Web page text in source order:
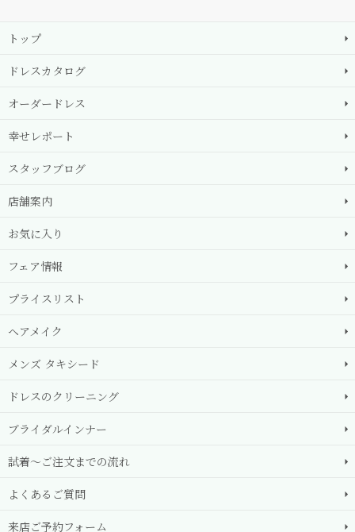
トップ
ドレスカタログ
オーダードレス
幸せレポート
スタッフブログ
店舗案内
お気に入り
フェア情報
プライスリスト
ヘアメイク
メンズ タキシード
ドレスのクリーニング
ブライダルインナー
試着～ご注文までの流れ
よくあるご質問
来店ご予約フォーム